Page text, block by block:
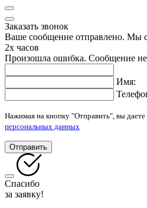
Заказать звонок
Ваше сообщение отправлено. Мы
2х часов
Произошла ошибка. Сообщение не
Имя:
Нажимая на кнопку "Отправить", вы даете
персональных данных
Отправить
Спасибо
за заявку!